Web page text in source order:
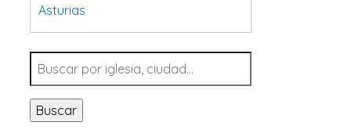
Asturias
Tarragona
Navarra
Valladolid
Sevilla
Buscar